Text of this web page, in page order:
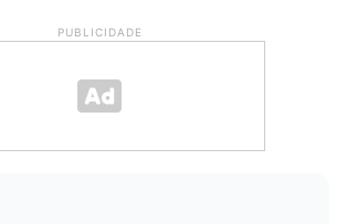
PUBLICIDADE